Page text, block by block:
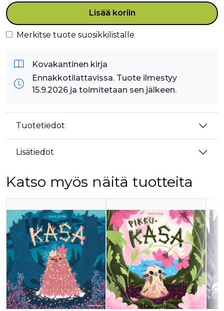
Lisää koriin
Merkitse tuote suosikkilistalle
Kovakantinen kirja
Ennakkotilattavissa. Tuote ilmestyy
15.9.2026 ja toimitetaan sen jälkeen.
Tuotetiedot
Lisätiedot
Katso myös näitä tuotteita
Tuoteluettelon alku